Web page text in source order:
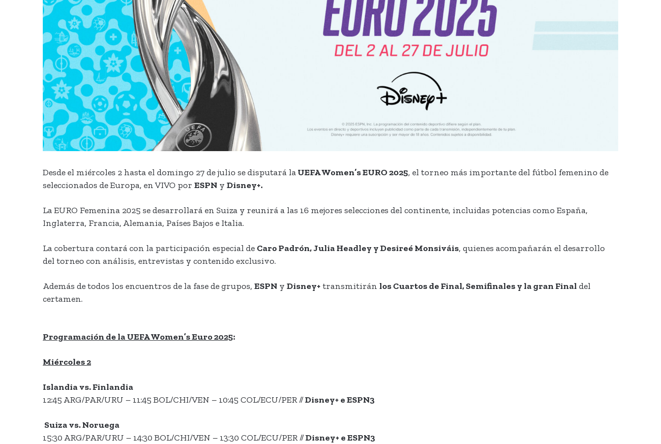
Desde el miércoles 2 hasta el domingo 27 de julio se disputará laUEFA Women’s EURO 2025, el torneo más importante del fútbol femenino de
seleccionados de Europa, en VIVO por ESPN y Disney+.
La EURO Femenina 2025 se desarrollará en Suiza y reunirá a las 16 mejores selecciones del continente, incluidas potencias como España,
Inglaterra, Francia, Alemania, Países Bajos e Italia.
La cobertura contará con la participación especial de Caro Padrón, Julia Headley y Desireé Monsiváis, quienes acompañarán el desarrollo
del torneo con análisis, entrevistas y contenido exclusivo.
Además de todos los encuentros de la fase de grupos, ESPN y Disney+ transmitirán los Cuartos de Final, Semifinales y la gran Final del
certamen.
Programación de la UEFA Women’s Euro 2025:
​Miércoles 2
Islandia vs. Finlandia
12:45 ARG/PAR/URU – 11:45 BOL/CHI/VEN – 10:45 COL/ECU/PER //Disney+ e ESPN3
Suiza vs. Noruega
15:30 ARG/PAR/URU – 14:30 BOL/CHI/VEN – 13:30 COL/ECU/PER //Disney+ e ESPN3